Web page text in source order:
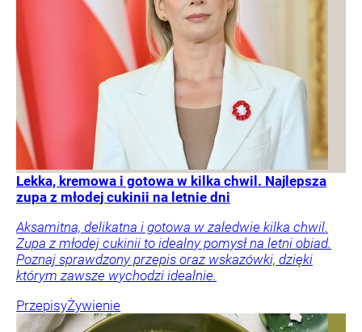
Lekka, kremowa i gotowa w kilka chwil. Najlepsza
zupa z młodej cukinii na letnie dni
Aksamitna, delikatna i gotowa w zaledwie kilka chwil.
Zupa z młodej cukinii to idealny pomysł na letni obiad.
Poznaj sprawdzony przepis oraz wskazówki, dzięki
którym zawsze wychodzi idealnie.
PrzepisyŻywienie